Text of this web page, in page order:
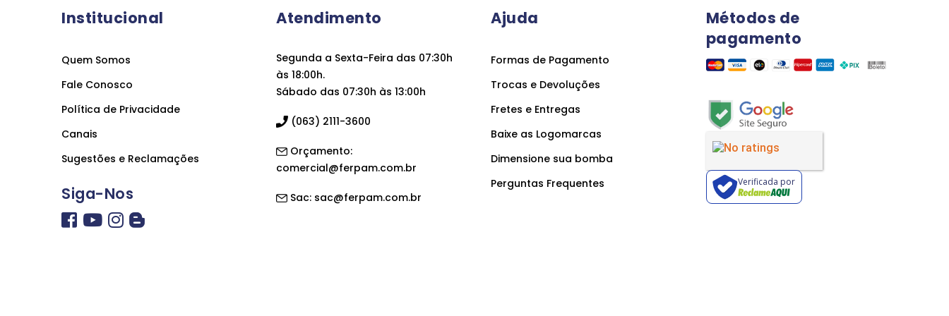
Institucional
Quem Somos
Fale Conosco
Política de Privacidade
Canais
Sugestões e Reclamações
Siga-Nos
Atendimento
Segunda a Sexta-Feira das 07:30h
às 18:00h.
Sábado das 07:30h às 13:00h
(063) 2111-3600
Orçamento:
comercial@ferpam.com.br
Sac: sac@ferpam.com.br
Ajuda
Formas de Pagamento
Trocas e Devoluções
Fretes e Entregas
Baixe as Logomarcas
Dimensione sua bomba
Perguntas Frequentes
Métodos de
pagamento
Verificada por